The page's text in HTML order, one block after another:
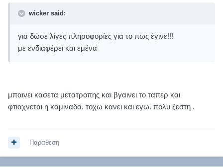
wicker said:
για δώσε λίγες πληροφορίες για το πως έγινε!!!
με ενδιαφέρει και εμένα
μπαινει κασετα μετατροπης και βγαινει το ταπερ και
φτιαχνεται η καμιναδα. τοχω κανει και εγω. πολυ ζεστη .
Παράθεση